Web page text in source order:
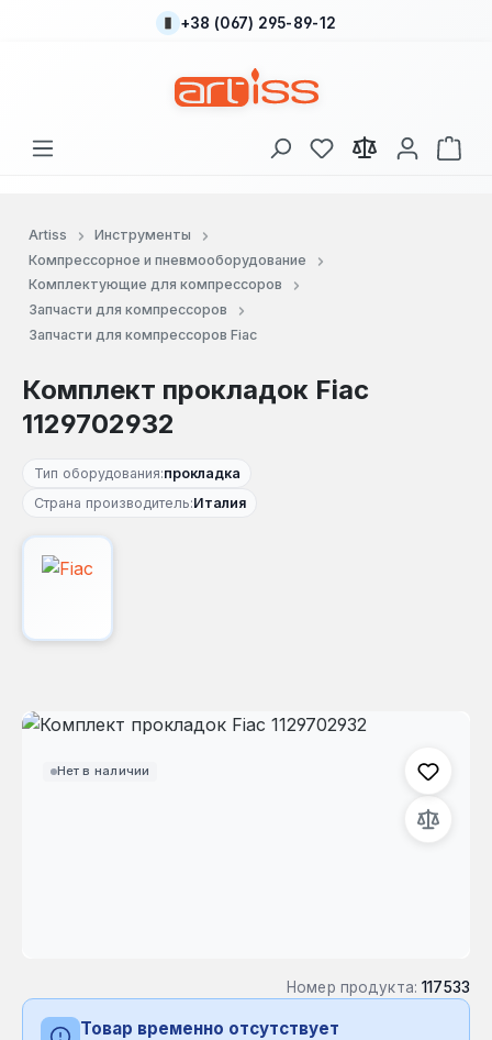
Перейти к основному содержанию
+38 (067) 295-89-12
У вас есть товары
В
Artiss
Инструменты
Компрессорное и пневмооборудование
Комплектующие для компрессоров
Запчасти для компрессоров
Запчасти для компрессоров Fiac
Комплект прокладок Fiac
1129702932
Тип оборудования:прокладка
Страна производитель:Италия
Нет в наличии
Пропустить галерею изображений
Номер продукта: 117533
Товар временно отсутствует